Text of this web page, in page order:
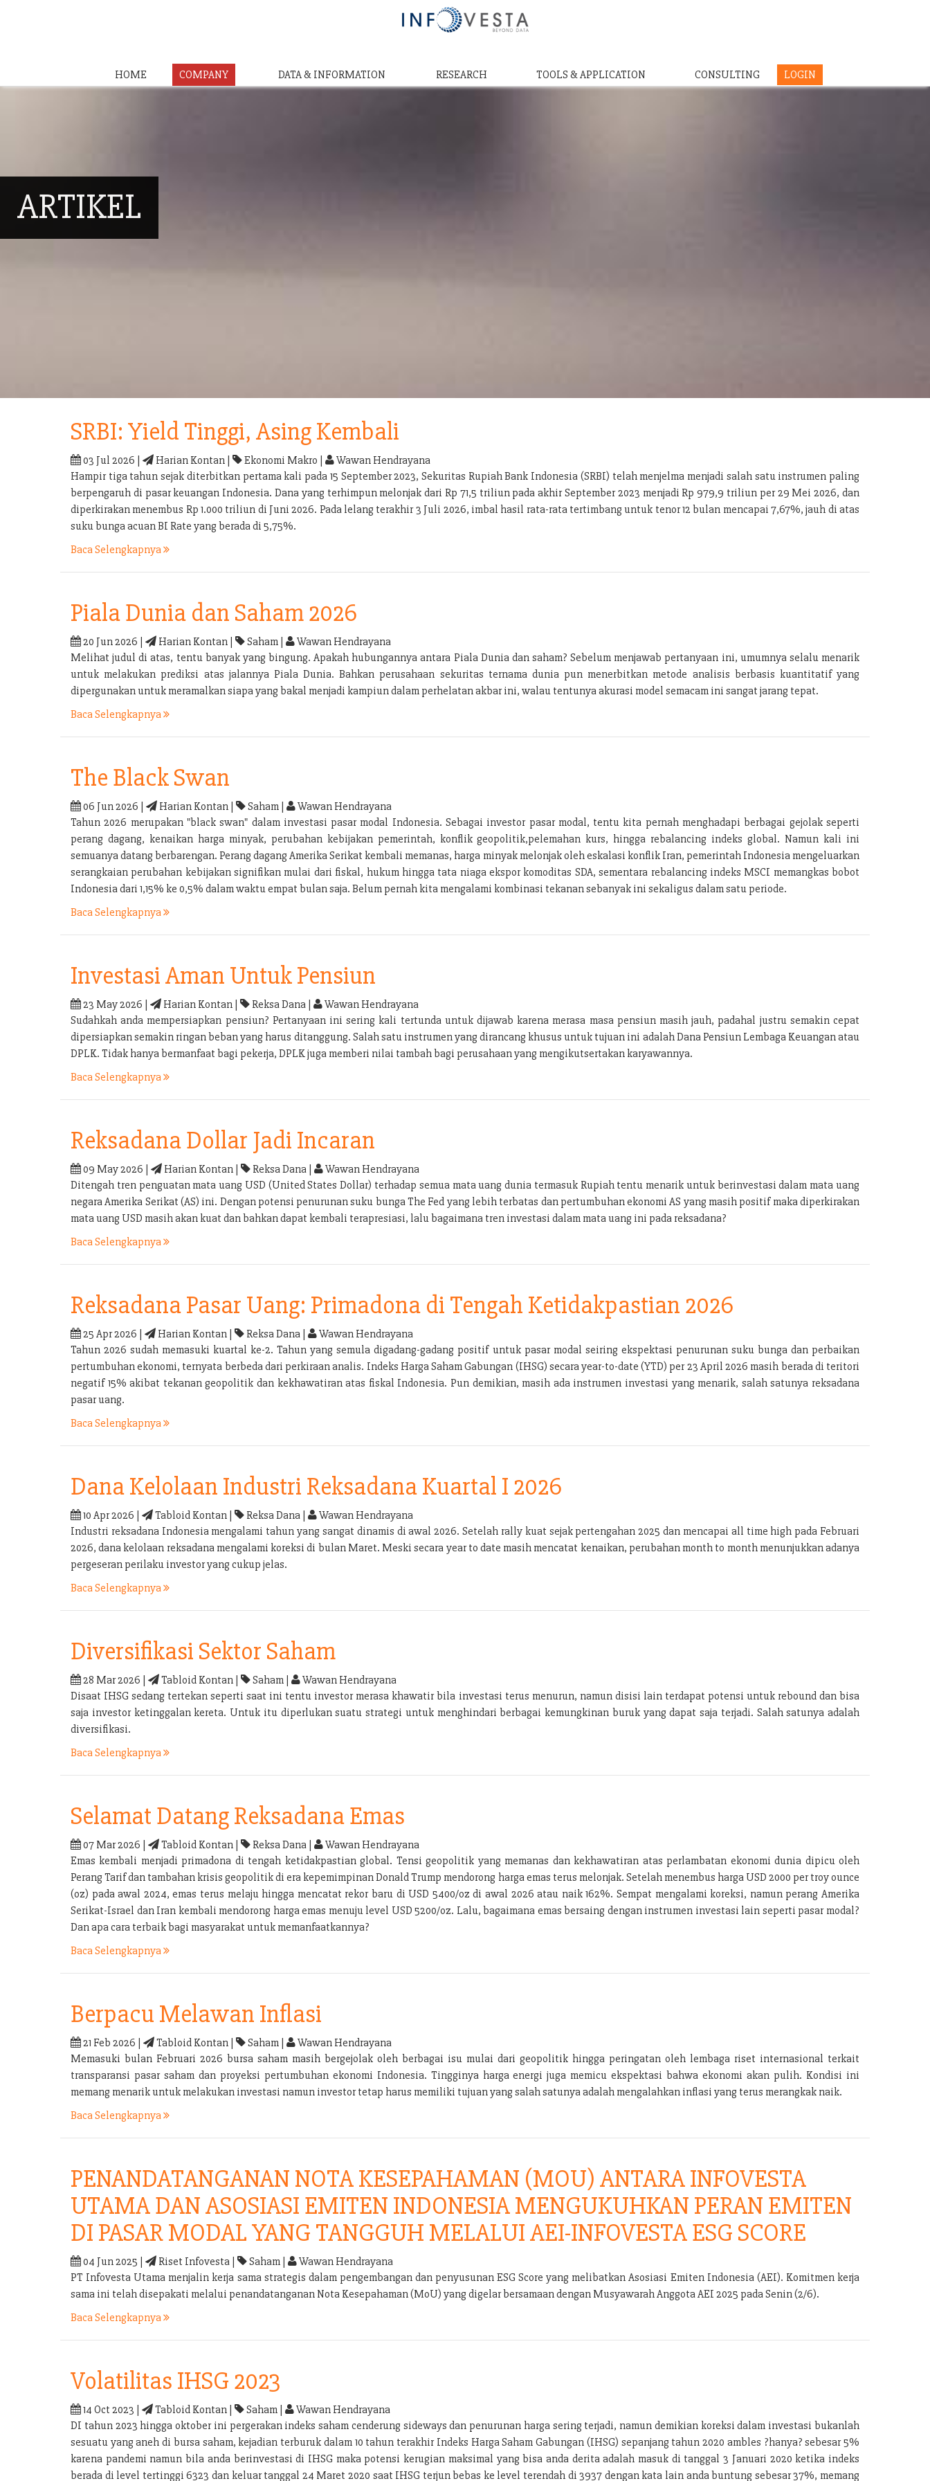
HOME COMPANY DATA & INFORMATION RESEARCH TOOLS & APPLICATION CONSULTING LOGIN
ARTIKEL
SRBI: Yield Tinggi, Asing Kembali
03 Jul 2026 | Harian Kontan | Ekonomi Makro |
Wawan Hendrayana
Hampir tiga tahun sejak diterbitkan pertama kali pada 15 September 2023, Sekuritas Rupiah Bank Indonesia (SRBI) telah menjelma menjadi salah satu instrumen paling
berpengaruh di pasar keuangan Indonesia. Dana yang terhimpun melonjak dari Rp 71,5 triliun pada akhir September 2023 menjadi Rp 979,9 triliun per 29 Mei 2026, dan
diperkirakan menembus Rp 1.000 triliun di Juni 2026. Pada lelang terakhir 3 Juli 2026, imbal hasil rata-rata tertimbang untuk tenor 12 bulan mencapai 7,67%, jauh di atas
suku bunga acuan BI Rate yang berada di 5,75%.
Baca Selengkapnya
Piala Dunia dan Saham 2026
20 Jun 2026 | Harian Kontan | Saham |
Wawan Hendrayana
Melihat judul di atas, tentu banyak yang bingung. Apakah hubungannya antara Piala Dunia dan saham? Sebelum menjawab pertanyaan ini, umumnya selalu menarik
untuk melakukan prediksi atas jalannya Piala Dunia. Bahkan perusahaan sekuritas ternama dunia pun menerbitkan metode analisis berbasis kuantitatif yang
dipergunakan untuk meramalkan siapa yang bakal menjadi kampiun dalam perhelatan akbar ini, walau tentunya akurasi model semacam ini sangat jarang tepat.
Baca Selengkapnya
The Black Swan
06 Jun 2026 | Harian Kontan | Saham |
Wawan Hendrayana
Tahun 2026 merupakan "black swan" dalam investasi pasar modal Indonesia. Sebagai investor pasar modal, tentu kita pernah menghadapi berbagai gejolak seperti
perang dagang, kenaikan harga minyak, perubahan kebijakan pemerintah, konflik geopolitik,pelemahan kurs, hingga rebalancing indeks global. Namun kali ini
semuanya datang berbarengan. Perang dagang Amerika Serikat kembali memanas, harga minyak melonjak oleh eskalasi konflik Iran, pemerintah Indonesia mengeluarkan
serangkaian perubahan kebijakan signifikan mulai dari fiskal, hukum hingga tata niaga ekspor komoditas SDA, sementara rebalancing indeks MSCI memangkas bobot
Indonesia dari 1,15% ke 0,5% dalam waktu empat bulan saja. Belum pernah kita mengalami kombinasi tekanan sebanyak ini sekaligus dalam satu periode.
Baca Selengkapnya
Investasi Aman Untuk Pensiun
23 May 2026 | Harian Kontan | Reksa Dana |
Wawan Hendrayana
Sudahkah anda mempersiapkan pensiun? Pertanyaan ini sering kali tertunda untuk dijawab karena merasa masa pensiun masih jauh, padahal justru semakin cepat
dipersiapkan semakin ringan beban yang harus ditanggung. Salah satu instrumen yang dirancang khusus untuk tujuan ini adalah Dana Pensiun Lembaga Keuangan atau
DPLK. Tidak hanya bermanfaat bagi pekerja, DPLK juga memberi nilai tambah bagi perusahaan yang mengikutsertakan karyawannya.
Baca Selengkapnya
Reksadana Dollar Jadi Incaran
09 May 2026 | Harian Kontan | Reksa Dana |
Wawan Hendrayana
Ditengah tren penguatan mata uang USD (United States Dollar) terhadap semua mata uang dunia termasuk Rupiah tentu menarik untuk berinvestasi dalam mata uang
negara Amerika Serikat (AS) ini. Dengan potensi penurunan suku bunga The Fed yang lebih terbatas dan pertumbuhan ekonomi AS yang masih positif maka diperkirakan
mata uang USD masih akan kuat dan bahkan dapat kembali terapresiasi, lalu bagaimana tren investasi dalam mata uang ini pada reksadana?
Baca Selengkapnya
Reksadana Pasar Uang: Primadona di Tengah Ketidakpastian 2026
25 Apr 2026 | Harian Kontan | Reksa Dana |
Wawan Hendrayana
Tahun 2026 sudah memasuki kuartal ke-2. Tahun yang semula digadang-gadang positif untuk pasar modal seiring ekspektasi penurunan suku bunga dan perbaikan
pertumbuhan ekonomi, ternyata berbeda dari perkiraan analis. Indeks Harga Saham Gabungan (IHSG) secara year-to-date (YTD) per 23 April 2026 masih berada di teritori
negatif 15% akibat tekanan geopolitik dan kekhawatiran atas fiskal Indonesia. Pun demikian, masih ada instrumen investasi yang menarik, salah satunya reksadana
pasar uang.
Baca Selengkapnya
Dana Kelolaan Industri Reksadana Kuartal I 2026
10 Apr 2026 | Tabloid Kontan | Reksa Dana |
Wawan Hendrayana
Industri reksadana Indonesia mengalami tahun yang sangat dinamis di awal 2026. Setelah rally kuat sejak pertengahan 2025 dan mencapai all time high pada Februari
2026, dana kelolaan reksadana mengalami koreksi di bulan Maret. Meski secara year to date masih mencatat kenaikan, perubahan month to month menunjukkan adanya
pergeseran perilaku investor yang cukup jelas.
Baca Selengkapnya
Diversifikasi Sektor Saham
28 Mar 2026 | Tabloid Kontan | Saham |
Wawan Hendrayana
Disaat IHSG sedang tertekan seperti saat ini tentu investor merasa khawatir bila investasi terus menurun, namun disisi lain terdapat potensi untuk rebound dan bisa
saja investor ketinggalan kereta. Untuk itu diperlukan suatu strategi untuk menghindari berbagai kemungkinan buruk yang dapat saja terjadi. Salah satunya adalah
diversifikasi.
Baca Selengkapnya
Selamat Datang Reksadana Emas
07 Mar 2026 | Tabloid Kontan | Reksa Dana |
Wawan Hendrayana
Emas kembali menjadi primadona di tengah ketidakpastian global. Tensi geopolitik yang memanas dan kekhawatiran atas perlambatan ekonomi dunia dipicu oleh
Perang Tarif dan tambahan krisis geopolitik di era kepemimpinan Donald Trump mendorong harga emas terus melonjak. Setelah menembus harga USD 2000 per troy ounce
(oz) pada awal 2024, emas terus melaju hingga mencatat rekor baru di USD 5400/oz di awal 2026 atau naik 162%. Sempat mengalami koreksi, namun perang Amerika
Serikat-Israel dan Iran kembali mendorong harga emas menuju level USD 5200/oz. Lalu, bagaimana emas bersaing dengan instrumen investasi lain seperti pasar modal?
Dan apa cara terbaik bagi masyarakat untuk memanfaatkannya?
Baca Selengkapnya
Berpacu Melawan Inflasi
21 Feb 2026 | Tabloid Kontan | Saham |
Wawan Hendrayana
Memasuki bulan Februari 2026 bursa saham masih bergejolak oleh berbagai isu mulai dari geopolitik hingga peringatan oleh lembaga riset internasional terkait
transparansi pasar saham dan proyeksi pertumbuhan ekonomi Indonesia. Tingginya harga energi juga memicu ekspektasi bahwa ekonomi akan pulih. Kondisi ini
memang menarik untuk melakukan investasi namun investor tetap harus memiliki tujuan yang salah satunya adalah mengalahkan inflasi yang terus merangkak naik.
Baca Selengkapnya
PENANDATANGANAN NOTA KESEPAHAMAN (MOU) ANTARA INFOVESTA
UTAMA DAN ASOSIASI EMITEN INDONESIA MENGUKUHKAN PERAN EMITEN
DI PASAR MODAL YANG TANGGUH MELALUI AEI-INFOVESTA ESG SCORE
04 Jun 2025 | Riset Infovesta | Saham |
Wawan Hendrayana
PT Infovesta Utama menjalin kerja sama strategis dalam pengembangan dan penyusunan ESG Score yang melibatkan Asosiasi Emiten Indonesia (AEI). Komitmen kerja
sama ini telah disepakati melalui penandatanganan Nota Kesepahaman (MoU) yang digelar bersamaan dengan Musyawarah Anggota AEI 2025 pada Senin (2/6).
Baca Selengkapnya
Volatilitas IHSG 2023
14 Oct 2023 | Tabloid Kontan | Saham |
Wawan Hendrayana
DI tahun 2023 hingga oktober ini pergerakan indeks saham cenderung sideways dan penurunan harga sering terjadi, namun demikian koreksi dalam investasi bukanlah
sesuatu yang aneh di bursa saham, kejadian terburuk dalam 10 tahun terakhir Indeks Harga Saham Gabungan (IHSG) sepanjang tahun 2020 ambles ?hanya? sebesar 5%
karena pandemi namun bila anda berinvestasi di IHSG maka potensi kerugian maksimal yang bisa anda derita adalah masuk di tanggal 3 Januari 2020 ketika indeks
berada di level tertinggi 6323 dan keluar tanggal 24 Maret 2020 saat IHSG terjun bebas ke level terendah di 3937 dengan kata lain anda buntung sebesar 37%, memang